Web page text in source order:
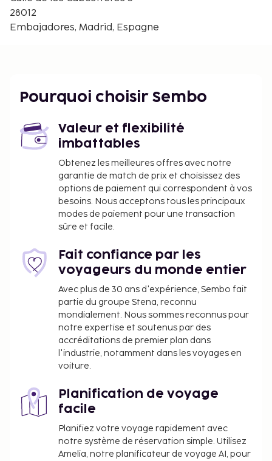
Cathédrale de l’Almudena - 1,3 km
L'aéroport principal le plus proche est : Aéroport
du 25 novembre 2025 au 24 novembre 2027 (la date
de fin des travaux n'est pas définitive). Les espaces
Partie extérieure de l'hébergement
Réception
Chambres
Hall d'entrée
Cette auberge de jeunesse mettra tout en œuvre
pour minimiser les nuisances sonores et le
Conformément aux réglementations
nationales, les transactions en espèces
effectuées dans cet hébergement ne peuvent
pas dépasser 1000 EUR. Pour plus
d'informations, veuillez contacter
l'hébergement aux coordonnées figurant dans
la confirmation de réservation.
28012
Embajadores, Madrid, Espagne
Pourquoi choisir Sembo
Valeur et flexibilité
imbattables
Obtenez les meilleures offres avec notre
garantie de match de prix et choisissez des
options de paiement qui correspondent à vos
besoins. Nous acceptons tous les principaux
modes de paiement pour une transaction
sûre et facile.
Fait confiance par les
voyageurs du monde entier
Avec plus de 30 ans d'expérience, Sembo fait
partie du groupe Stena, reconnu
mondialement. Nous sommes reconnus pour
notre expertise et soutenus par des
accréditations de premier plan dans
l'industrie, notamment dans les voyages en
voiture.
Planification de voyage
facile
Planifiez votre voyage rapidement avec
notre système de réservation simple. Utilisez
Amelia, notre planificateur de voyage AI, pour